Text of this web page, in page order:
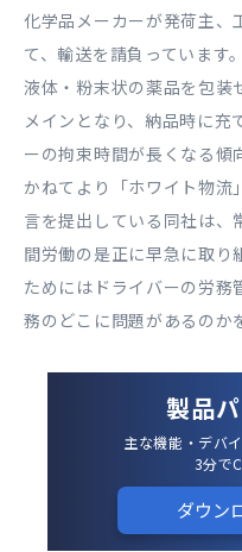
化学品メーカーが発荷主、
て、輸送を請負っています
液体・粉末状の薬品を包装
メインとなり、納品時に
ーの拘束時間が長くなる傾
かねてより「ホワイト物流
言を提出している同社は、
間労働の是正に早急に取り
ためにはドライバーの労務
務のどこに問題があるのか
製品
主な機能・デバ
3分で
ダウン